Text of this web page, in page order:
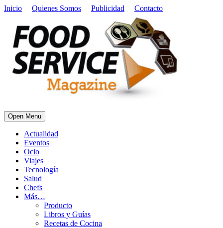
Inicio Quienes Somos Publicidad Contacto
Open Menu
Actualidad
Eventos
Ocio
Viajes
Tecnología
Salud
Chefs
Más…
Producto
Libros y Guías
Recetas de Cocina